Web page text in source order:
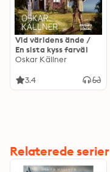
Vid världens ände /
En sista kyss farväl
Oskar Källner
3.4
Relaterede serier